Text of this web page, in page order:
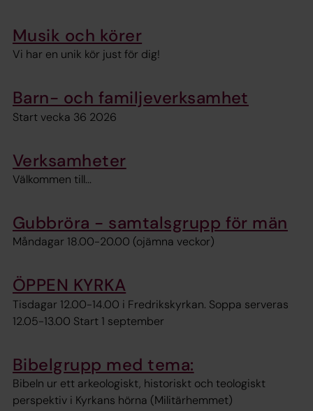
Musik och körer
Vi har en unik kör just för dig!
Barn- och familjeverksamhet
Start vecka 36 2026
Verksamheter
Välkommen till...
Gubbröra - samtalsgrupp för män
Måndagar 18.00-20.00 (ojämna veckor)
ÖPPEN KYRKA
Tisdagar 12.00-14.00 i Fredrikskyrkan. Soppa serveras
12.05-13.00 Start 1 september
Bibelgrupp med tema:
Bibeln ur ett arkeologiskt, historiskt och teologiskt
perspektiv i Kyrkans hörna (Militärhemmet)